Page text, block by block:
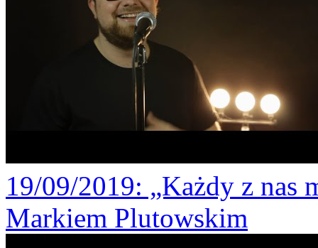
19/09/2019: „Każdy z nas
Markiem Plutowskim